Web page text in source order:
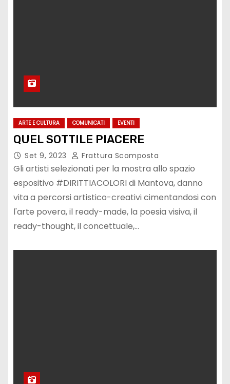
ARTE E CULTURA COMUNICATI EVENTI
QUEL SOTTILE PIACERE
Set 9, 2023 Frattura Scomposta
Gli artisti selezionati per la mostra allo spazio
espositivo #DIRITTIACOLORI di Mantova, danno
vita a percorsi artistico-creativi cimentandosi con
l'arte povera, il ready-made, la poesia visiva, il
ready-thought, il concettuale,…